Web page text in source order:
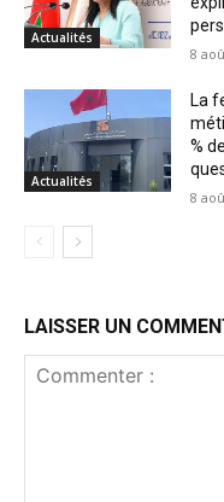
Actualités
8
Actualités
La
%
8
LAISSER UN